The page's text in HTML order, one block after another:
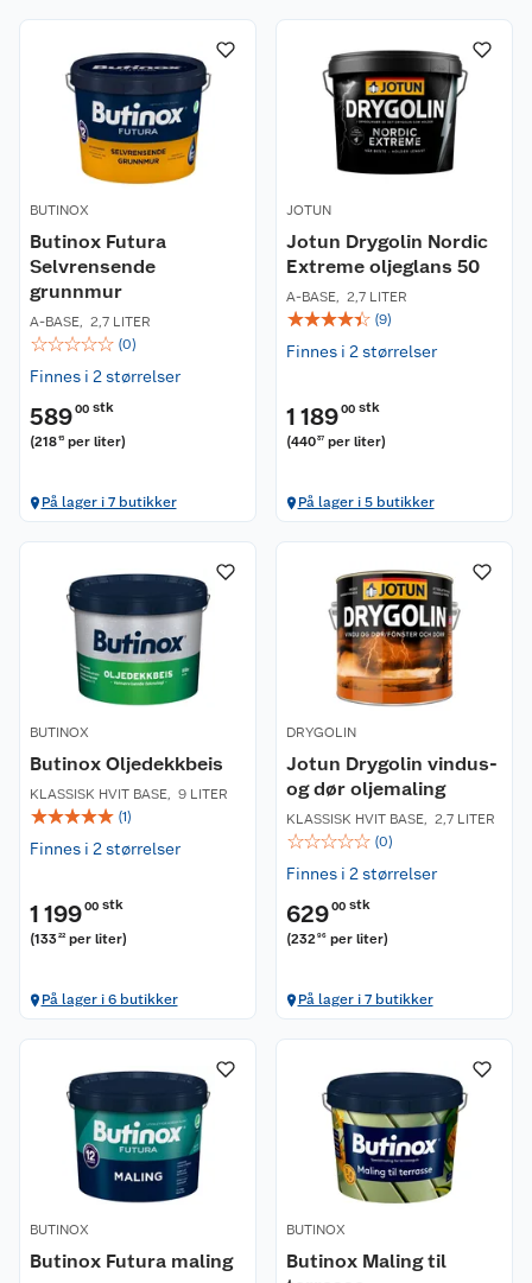
BUTINOX
Butinox Futura
Selvrensende
grunnmur
A-BASE, 2,7 LITER
☆☆☆☆☆ (0)
Finnes i 2 størrelser
58900 stk
(21815 per liter)
På lager i 7 butikker
JOTUN
Jotun Drygolin Nordic
Extreme oljeglans 50
A-BASE, 2,7 LITER
☆☆☆☆☆ (9)
Finnes i 2 størrelser
1 18900 stk
(44037 per liter)
På lager i 5 butikker
BUTINOX
Butinox Oljedekkbeis
KLASSISK HVIT BASE, 9 LITER
☆☆☆☆☆ (1)
Finnes i 2 størrelser
1 19900 stk
(13322 per liter)
På lager i 6 butikker
DRYGOLIN
Jotun Drygolin vindus-
og dør oljemaling
KLASSISK HVIT BASE, 2,7 LITER
☆☆☆☆☆ (0)
Finnes i 2 størrelser
62900 stk
(23296 per liter)
På lager i 7 butikker
BUTINOX
Butinox Futura maling
BUTINOX
Butinox Maling til